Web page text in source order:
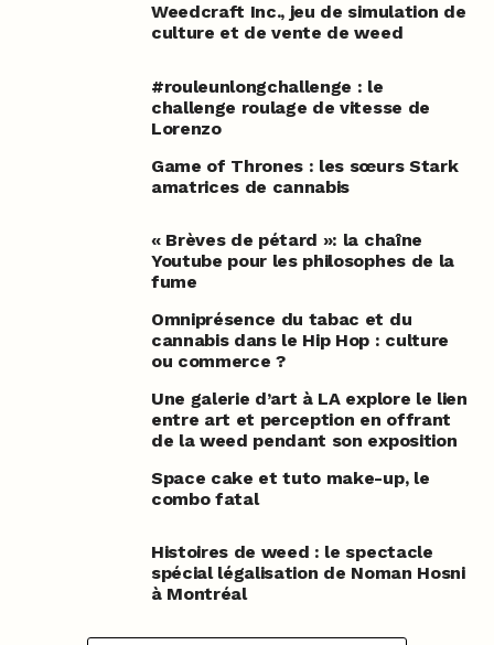
Weedcraft Inc., jeu de simulation de
culture et de vente de weed
#rouleunlongchallenge : le
challenge roulage de vitesse de
Lorenzo
Game of Thrones : les sœurs Stark
amatrices de cannabis
« Brèves de pétard »: la chaîne
Youtube pour les philosophes de la
fume
Omniprésence du tabac et du
cannabis dans le Hip Hop : culture
ou commerce ?
Une galerie d’art à LA explore le lien
entre art et perception en offrant
de la weed pendant son exposition
Space cake et tuto make-up, le
combo fatal
Histoires de weed : le spectacle
spécial légalisation de Noman Hosni
à Montréal